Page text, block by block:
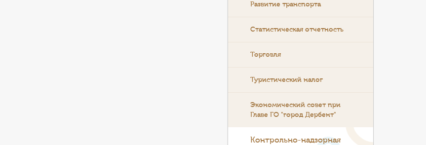
Развитие транспорта
Статистическая отчетность
Торговля
Туристический налог
Экономический совет при
Главе ГО "город Дербент"
Контрольно-надзорная